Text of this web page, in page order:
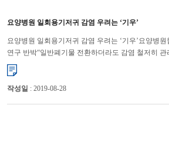
요양병원 일회용기저귀 감염 우려는 ‘기우’
요양병원 일회용기저귀 감염 우려는 ‘기우’요양병
연구 반박“일반폐기물 전환하더라도 감염 철저히
손덕현)는 의료기관에서 배출한 일회용기저귀 중 감
작성일 : 2019-08-28